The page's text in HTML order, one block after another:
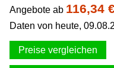
Impressum
Angebote ab 116,34
Daten von heute,
Preise vergleichen